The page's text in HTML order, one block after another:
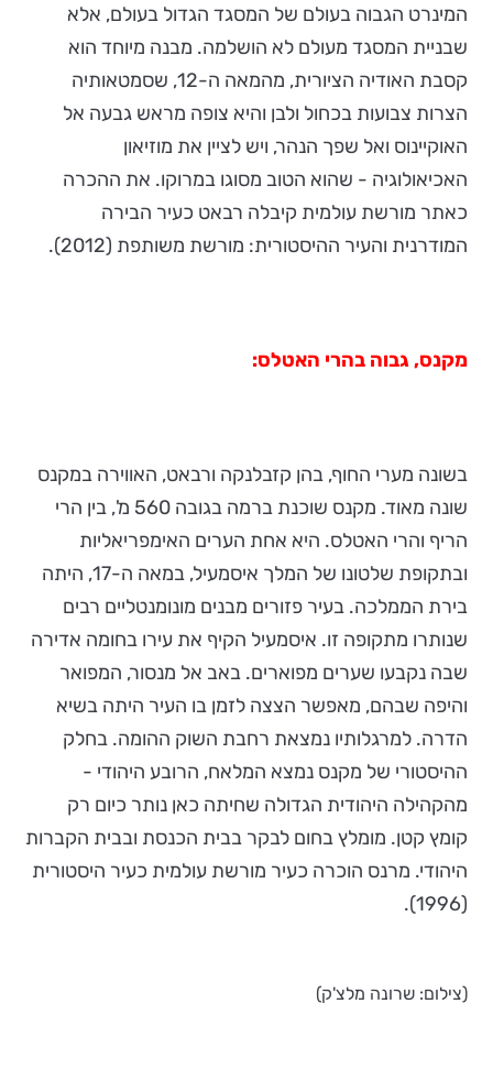
המינרט הגבוה בעולם של המסגד הגדול בעולם, אלא
שבניית המסגד מעולם לא הושלמה. מבנה מיוחד הוא
קסבת האודיה הציורית, מהמאה ה-12, שסמטאותיה
הצרות צבועות בכחול ולבן והיא צופה מראש גבעה אל
האוקיינוס ואל שפך הנהר, ויש לציין את מוזיאון
האכיאולוגיה - שהוא הטוב מסוגו במרוקו. את ההכרה
כאתר מורשת עולמית קיבלה רבאט כעיר הבירה
המודרנית והעיר ההיסטורית: מורשת משותפת (2012).
מקנס, גבוה בהרי האטלס:
בשונה מערי החוף, בהן קזבלנקה ורבאט, האווירה במקנס
שונה מאוד. מקנס שוכנת ברמה בגובה 560 מ', בין הרי
הריף והרי האטלס. היא אחת הערים האימפריאליות
ובתקופת שלטונו של המלך איסמעיל, במאה ה-17, היתה
בירת הממלכה. בעיר פזורים מבנים מונומנטליים רבים
שנותרו מתקופה זו. איסמעיל הקיף את עירו בחומה אדירה
שבה נקבעו שערים מפוארים. באב אל מנסור, המפואר
והיפה שבהם, מאפשר הצצה לזמן בו העיר היתה בשיא
הדרה. למרגלותיו נמצאת רחבת השוק ההומה. בחלק
ההיסטורי של מקנס נמצא המלאח, הרובע היהודי -
מהקהילה היהודית הגדולה שחיתה כאן נותר כיום רק
קומץ קטן. מומלץ בחום לבקר בבית הכנסת ובבית הקברות
היהודי. מרנס הוכרה כעיר מורשת עולמית כעיר היסטורית
(1996).
(צילום: שרונה מלצ'ק)